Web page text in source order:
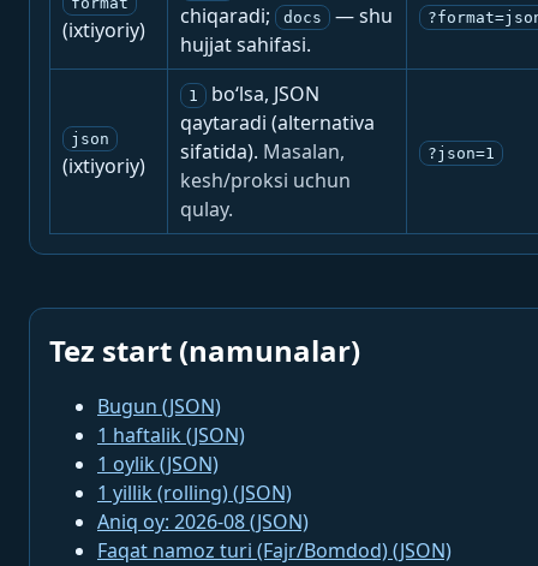
(ixtiyoriy)
chiqaradi;
docs
— shu
hujjat sahifasi.
json
(ixtiyoriy)
1
bo‘lsa, JSON
qaytaradi (alternativa
sifatida). Masalan,
kesh/proksi uchun
qulay.
?json=1
Tez start (namunalar)
Bugun (JSON)
1 haftalik (JSON)
1 oylik (JSON)
1 yillik (rolling) (JSON)
Aniq oy: 2026-08 (JSON)
Faqat namoz turi (Fajr/Bomdod) (JSON)